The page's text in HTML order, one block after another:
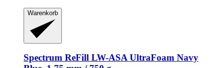
Warenkorb
Spectrum ReFill LW-​ASA UltraFoam Navy